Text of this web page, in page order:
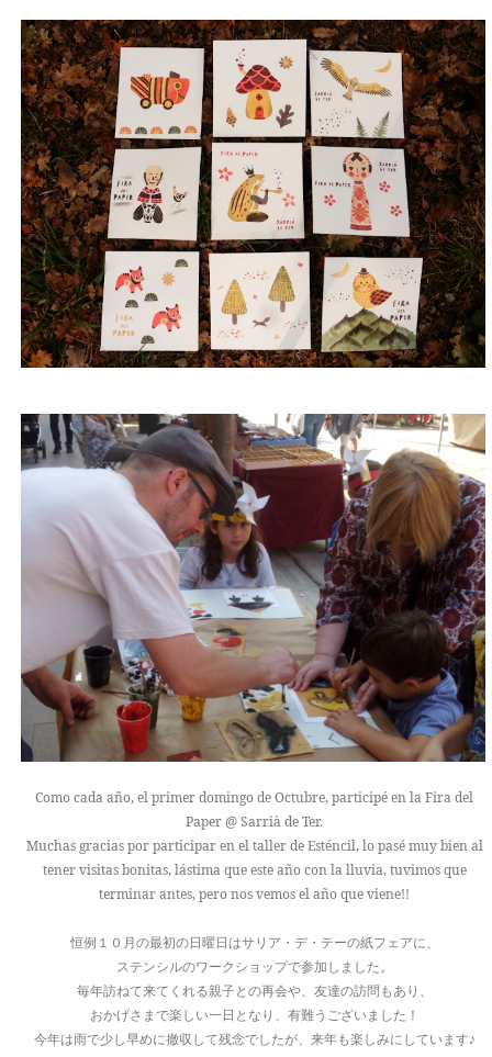
SUSCRÍBETE
Como cada año, el primer domingo de Octubre, participé en la Fira del
Paper @ Sarrià de Ter.
Muchas gracias por participar en el taller de Esténcil, lo pasé muy bien al
tener visitas bonitas, lástima que este año con la lluvia, tuvimos que
terminar antes, pero nos vemos el año que viene!!
恒例１０月の最初の日曜日はサリア・デ・テーの紙フェアに、
ステンシルのワークショップで参加しました。
毎年訪ねて来てくれる親子との再会や、友達の訪問もあり、
おかげさまで楽しい一日となり、有難うございました！
今年は雨で少し早めに撤収して残念でしたが、来年も楽しみにしています♪